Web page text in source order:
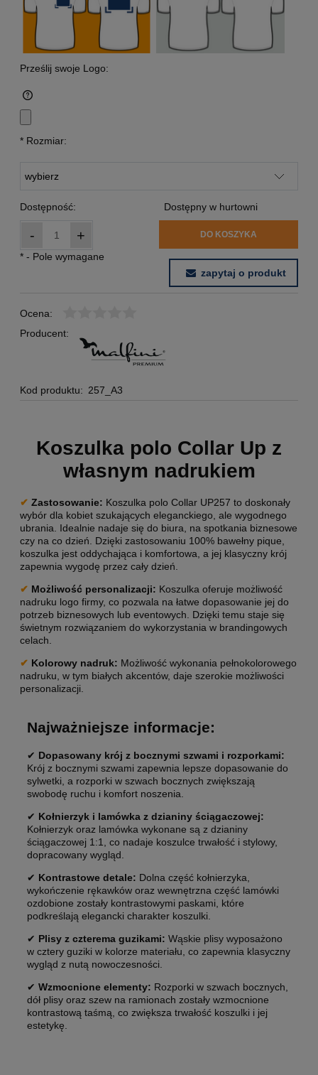
Prześlij swoje Logo:
* Rozmiar:
Dostępność: Dostępny w hurtowni
- + DO KOSZYKA
* - Pole wymagane
zapytaj o produkt
Ocena:
Producent:
Kod produktu: 257_A3
Koszulka polo Collar Up z
własnym nadrukiem
✔ Zastosowanie: Koszulka polo Collar UP257 to doskonały
wybór dla kobiet szukających eleganckiego, ale wygodnego
ubrania. Idealnie nadaje się do biura, na spotkania biznesowe
czy na co dzień. Dzięki zastosowaniu 100% bawełny pique,
koszulka jest oddychająca i komfortowa, a jej klasyczny krój
zapewnia wygodę przez cały dzień.
✔ Możliwość personalizacji: Koszulka oferuje możliwość
nadruku logo firmy, co pozwala na łatwe dopasowanie jej do
potrzeb biznesowych lub eventowych. Dzięki temu staje się
świetnym rozwiązaniem do wykorzystania w brandingowych
celach.
✔ Kolorowy nadruk: Możliwość wykonania pełnokolorowego
nadruku, w tym białych akcentów, daje szerokie możliwości
personalizacji.
Najważniejsze informacje:
✔ Dopasowany krój z bocznymi szwami i rozporkami:
Krój z bocznymi szwami zapewnia lepsze dopasowanie do
sylwetki, a rozporki w szwach bocznych zwiększają
swobodę ruchu i komfort noszenia.
✔ Kołnierzyk i lamówka z dzianiny ściągaczowej:
Kołnierzyk oraz lamówka wykonane są z dzianiny
ściągaczowej 1:1, co nadaje koszulce trwałość i stylowy,
dopracowany wygląd.
✔ Kontrastowe detale: Dolna część kołnierzyka,
wykończenie rękawków oraz wewnętrzna część lamówki
ozdobione zostały kontrastowymi paskami, które
podkreślają elegancki charakter koszulki.
✔ Plisy z czterema guzikami: Wąskie plisy wyposażono
w cztery guziki w kolorze materiału, co zapewnia klasyczny
wygląd z nutą nowoczesności.
✔ Wzmocnione elementy: Rozporki w szwach bocznych,
dół plisy oraz szew na ramionach zostały wzmocnione
kontrastową taśmą, co zwiększa trwałość koszulki i jej
estetykę.